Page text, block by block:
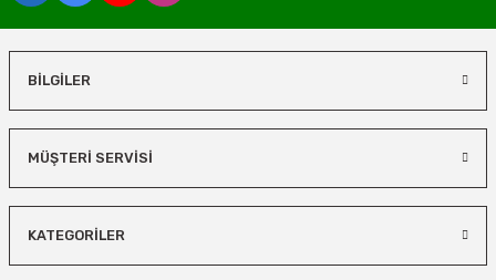
BİLGİLER
MÜŞTERİ SERVİSİ
KATEGORİLER